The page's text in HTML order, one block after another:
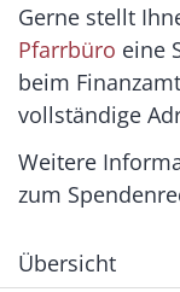
Gerne stellt
Pfarrbüro eine
beim
vollständige
Weitere
zum
Übersicht